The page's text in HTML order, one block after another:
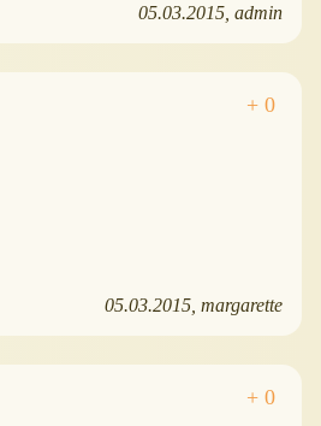
05.03.2015 admin
05.03.2015 margarette